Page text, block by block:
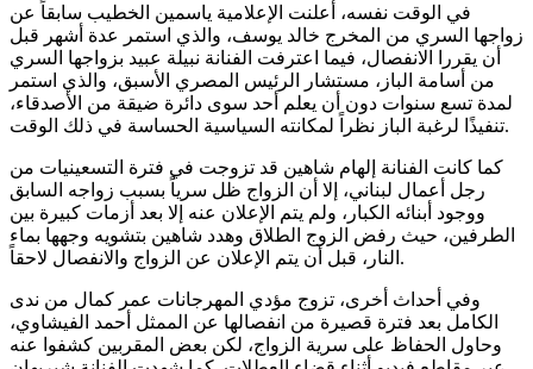
في الوقت نفسه، أعلنت الإعلامية ياسمين الخطيب سابقاً عن
زواجها السري من المخرج خالد يوسف، والذي استمر عدة أشهر قبل
أن يقررا الانفصال، فيما اعترفت الفنانة نبيلة عبيد بزواجها السري
من أسامة الباز، مستشار الرئيس المصري الأسبق، والذي استمر
لمدة تسع سنوات دون أن يعلم أحد سوى دائرة ضيقة من الأصدقاء،
تنفيذًا لرغبة الباز نظراً لمكانته السياسية الحساسة في ذلك الوقت.
كما كانت الفنانة إلهام شاهين قد تزوجت في فترة التسعينيات من
رجل أعمال لبناني، إلا أن الزواج ظل سرياً بسبب زواجه السابق
ووجود أبنائه الكبار، ولم يتم الإعلان عنه إلا بعد أزمات كبيرة بين
الطرفين، حيث رفض الزوج الطلاق وهدد شاهين بتشويه وجهها بماء
النار، قبل أن يتم الإعلان عن الزواج والانفصال لاحقاً.
وفي أحداث أخرى، تزوج مؤدي المهرجانات عمر كمال من ندى
الكامل بعد فترة قصيرة من انفصالها عن الممثل أحمد الفيشاوي،
وحاول الحفاظ على سرية الزواج، لكن بعض المقربين كشفوا عنه